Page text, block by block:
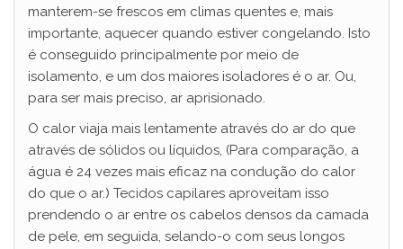
manterem-se frescos em climas quentes e, mais
importante, aquecer quando estiver congelando. Isto
é conseguido principalmente por meio de
isolamento, e um dos maiores isoladores é o ar. Ou,
para ser mais preciso, ar aprisionado.
O calor viaja mais lentamente através do ar do que
através de sólidos ou líquidos, (Para comparação, a
água é 24 vezes mais eficaz na condução do calor
do que o ar.) Tecidos capilares aproveitam isso
prendendo o ar entre os cabelos densos da camada
de pele, em seguida, selando-o com seus longos